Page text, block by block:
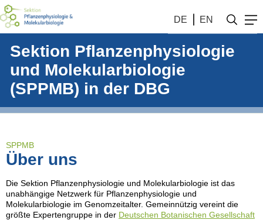
DE EN
Sektion Pflanzenphysiologie
und Molekularbiologie
(SPPMB) in der DBG
SPPMB
Über uns
Die Sektion Pflanzenphysiologie und Molekularbiologie ist das
unabhängige Netzwerk für Pflanzenphysiologie und
Molekularbiologie im Genomzeitalter. Gemeinnützig vereint die
größte Expertengruppe in der Deutschen Botanischen Gesellschaft